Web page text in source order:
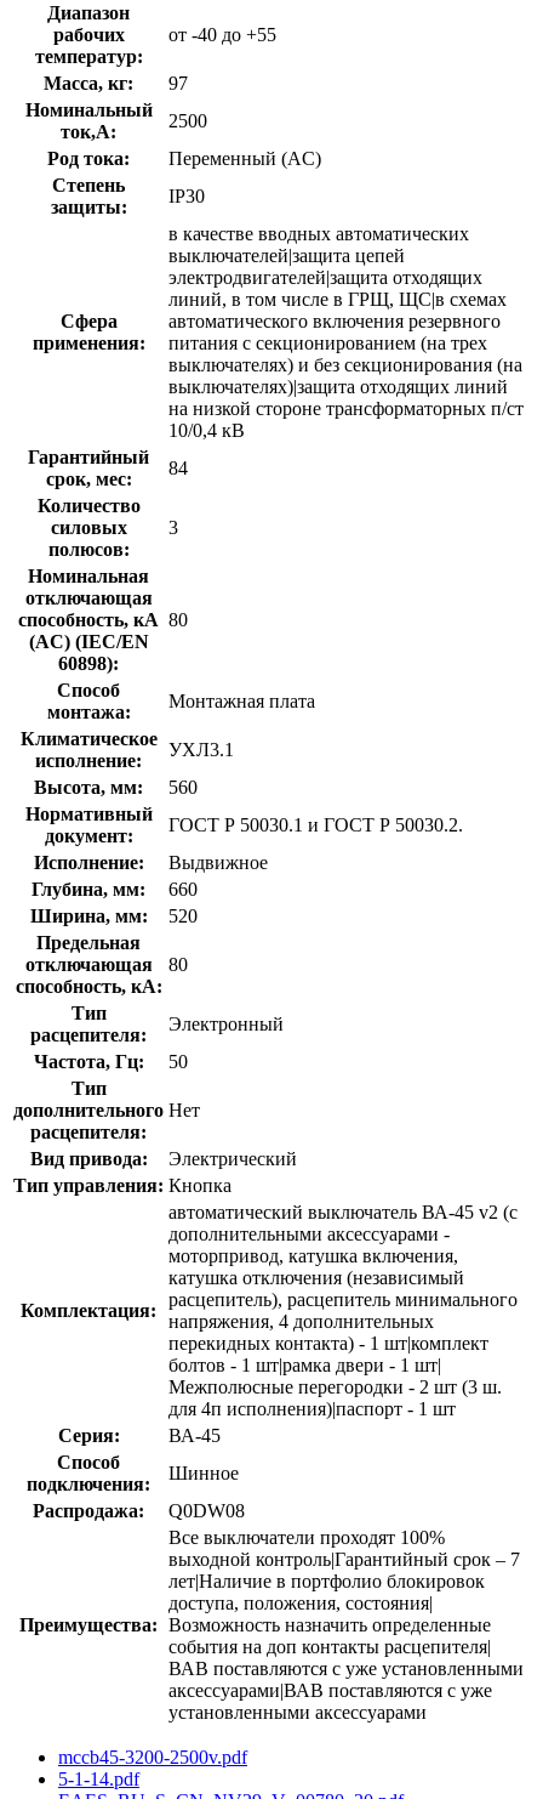
Диапазон
рабочих
температур:
от -40 до +55
Масса, кг:
97
Номинальный
ток,А:
2500
Род тока:
Переменный (AC)
Степень
защиты:
IP30
Сфера
применения:
в качестве вводных автоматических
выключателей|защита цепей
электродвигателей|защита отходящих
линий, в том числе в ГРЩ, ЩС|в схемах
автоматического включения резервного
питания с секционированием (на трех
выключателях) и без секционирования (на
выключателях)|защита отходящих линий
на низкой стороне трансформаторных п/ст
10/0,4 кВ
Гарантийный
срок, мес:
84
Количество
силовых
полюсов:
3
Номинальная
отключающая
способность, кA
(AC) (IEC/EN
60898):
80
Способ
монтажа:
Монтажная плата
Климатическое
исполнение:
УХЛ3.1
Высота, мм:
560
Нормативный
документ:
ГОСТ Р 50030.1 и ГОСТ Р 50030.2.
Исполнение:
Выдвижное
Глубина, мм:
660
Ширина, мм:
520
Предельная
отключающая
способность, кA:
80
Тип
расцепителя:
Электронный
Частота, Гц:
50
Тип
дополнительного
расцепителя:
Нет
Вид привода:
Электрический
Тип управления: Кнопка
Комплектация:
автоматический выключатель ВА-45 v2 (с
дополнительными аксессуарами -
моторпривод, катушка включения,
катушка отключения (независимый
расцепитель), расцепитель минимального
напряжения, 4 дополнительных
перекидных контакта) - 1 шт|комплект
болтов - 1 шт|рамка двери - 1 шт|
Межполюсные перегородки - 2 шт (3 ш.
для 4п исполнения)|паспорт - 1 шт
Серия:
ВА-45
Способ
подключения:
Шинное
Распродажа:
Q0DW08
Преимущества:
Все выключатели проходят 100%
выходной контроль|Гарантийный срок – 7
лет|Наличие в портфолио блокировок
доступа, положения, состояния|
Возможность назначить определенные
события на доп контакты расцепителя|
ВАВ поставляются с уже установленными
аксессуарами|ВАВ поставляются с уже
установленными аксессуарами
mccb45-3200-2500v.pdf
5-1-14.pdf